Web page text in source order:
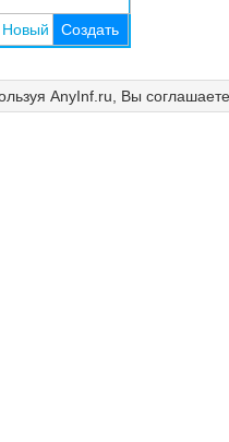
Новый Создать
AnyInf.ru, Вы